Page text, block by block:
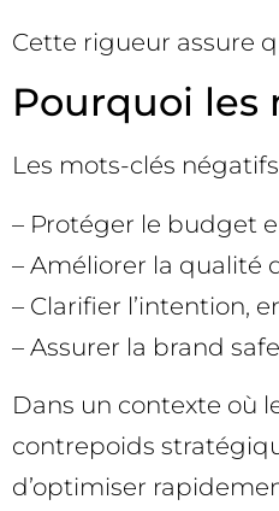
Cette rigueur assure
Pourquoi les
Les mots-clés
– Protéger le budget
– Améliorer la qualité
– Clarifier l’intention,
– Assurer la brand
Dans un contexte où
contrepoids
d’optimiser